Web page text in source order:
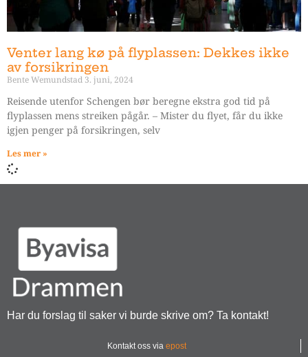
Venter lang kø på flyplassen: Dekkes ikke
av forsikringen
Bente Wemundstad 3. juni, 2024
Reisende utenfor Schengen bør beregne ekstra god tid på
flyplassen mens streiken pågår. – Mister du flyet, får du ikke
igjen penger på forsikringen, selv
Les mer »
Har du forslag til saker vi burde skrive om? Ta kontakt!
Kontakt oss via epost